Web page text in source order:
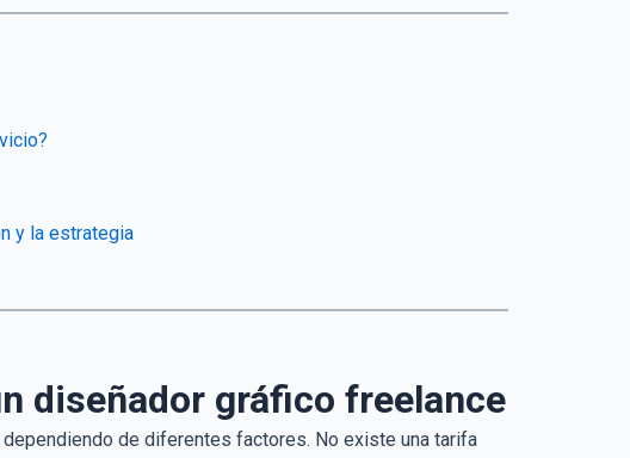
y la estrategia
diseñador gráfico freelance
de diferentes factores. No existe una tarifa